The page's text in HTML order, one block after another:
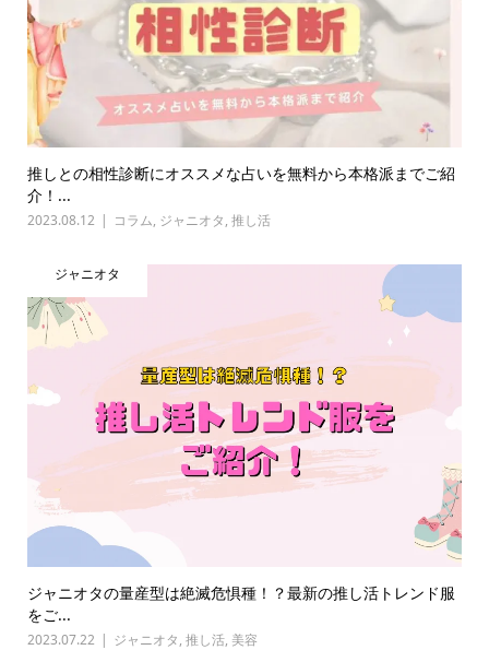
推しとの相性診断にオススメな占いを無料から本格派までご紹
介！...
2023.08.12 コラム, ジャニオタ, 推し活
ジャニオタ
ジャニオタの量産型は絶滅危惧種！？最新の推し活トレンド服
をご...
2023.07.22 ジャニオタ, 推し活, 美容